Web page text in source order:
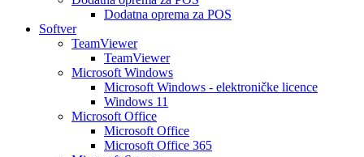
Dodatna oprema za POS
Softver
TeamViewer
TeamViewer
Microsoft Windows
Microsoft Windows - elektroničke licence
Windows 11
Microsoft Office
Microsoft Office
Microsoft Office 365